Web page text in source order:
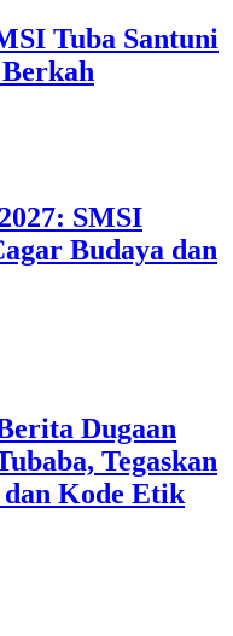
Tuba Santuni
SMSI
Budaya dan
Dugaan
Tegaskan
dan Kode Etik